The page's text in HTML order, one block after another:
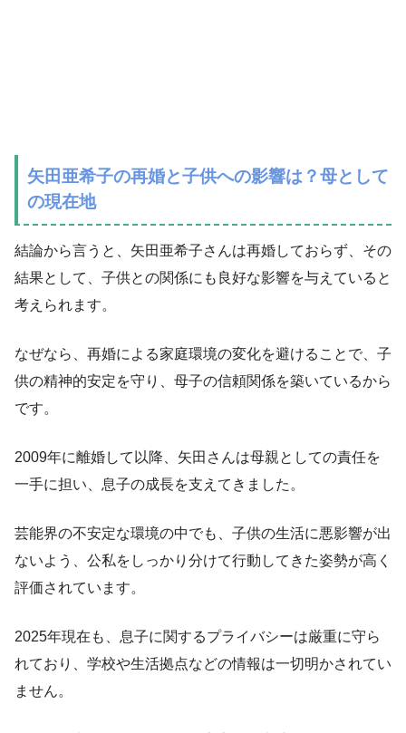
矢田亜希子の再婚と子供への影響は？母として
の現在地
結論から言うと、矢田亜希子さんは再婚しておらず、その
結果として、子供との関係にも良好な影響を与えていると
考えられます。
なぜなら、再婚による家庭環境の変化を避けることで、子
供の精神的安定を守り、母子の信頼関係を築いているから
です。
2009年に離婚して以降、矢田さんは母親としての責任を
一手に担い、息子の成長を支えてきました。
芸能界の不安定な環境の中でも、子供の生活に悪影響が出
ないよう、公私をしっかり分けて行動してきた姿勢が高く
評価されています。
2025年現在も、息子に関するプライバシーは厳重に守ら
れており、学校や生活拠点などの情報は一切明かされてい
ません。